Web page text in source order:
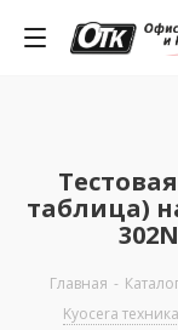
таблица)
Главная -
Kyocera техника